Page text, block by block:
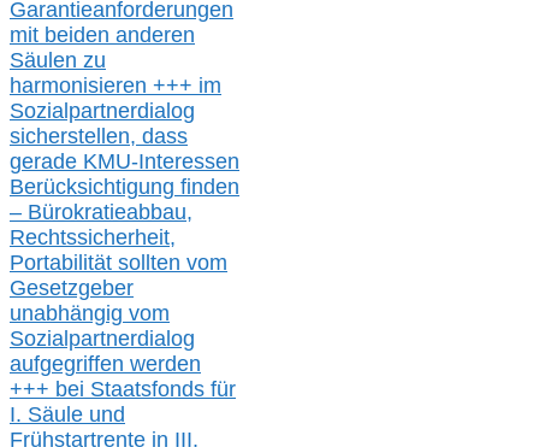
Garantieanforderungen
mit beiden anderen
Säulen zu
harmonisieren +++ im
Sozialpartnerdialog
sicherstellen, dass
gerade KMU-Interessen
Berücksichtigung finden
– Bürokratieabbau,
Rechtssicherheit,
Portabilität sollten vom
Gesetzgeber
unabhängig vom
Sozialpartnerdialog
aufgegriffen werden
+++ bei Staatsfonds für
I. Säule und
Frühstartrente in III.